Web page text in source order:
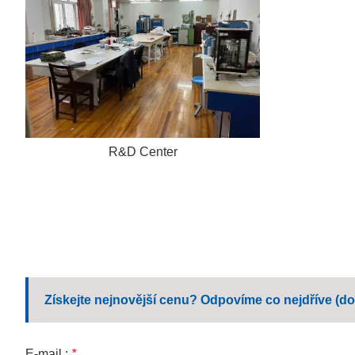
R&D Center
Získejte nejnovější cenu? Odpovíme co nejdříve